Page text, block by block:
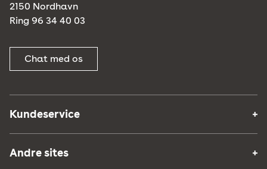
2150 Nordhavn
Ring 96 34 40 03
Chat med os
Kundeservice
Andre sites